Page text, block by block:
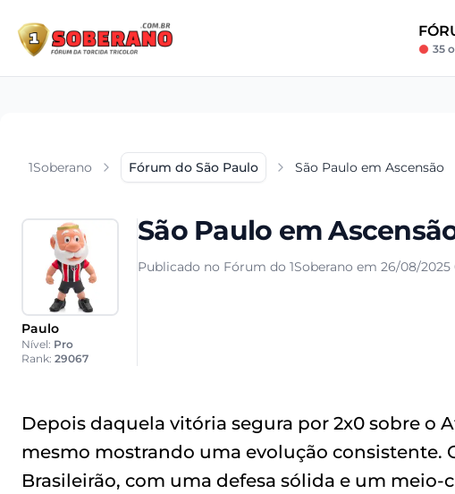
35
1Soberano Fórum do São Paulo São Paulo em Ascensão
Paulo
Nível: Pro
Rank: 29067
São Paulo em
Publicado no Fórum do 1Soberano em 26/08/2025
Depois daquela vitória segura por 2x0 sobre o
mesmo mostrando uma evolução consistente.
Brasileirão, com uma defesa sólida e um